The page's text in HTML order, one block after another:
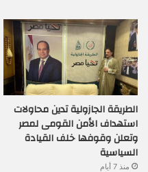
الطريقة الجازولية تدين محاولات
استهداف الأمن القومى لمصر
وتعلن وقوفها خلف القيادة
السياسية
منذ 7 أيام